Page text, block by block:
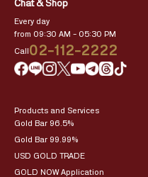
Chat & Shop
Every day
from 09:30 AM – 05:30 PM
Call02-112-2222
Products and Services
Gold Bar 96.5%
Gold Bar 99.99%
USD GOLD TRADE
GOLD NOW Application